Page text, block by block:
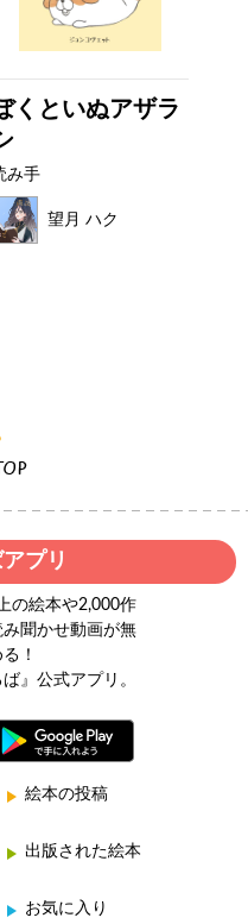
くといぬアザラ
み手
望月 ハク
プリ
の絵本や2,000作
聞かせ動画が無
！
ば』公式アプリ。
絵本の投稿
出版された絵本
お気に入り